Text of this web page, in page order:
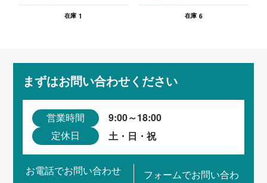
在庫 1 在庫 6
まずはお問い合わせください
営業時間 9:00～18:00
定休日 土・日・祝
お電話でお問い合わせ
フォームでお問い合わ